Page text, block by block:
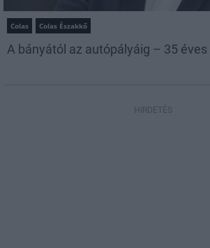
Colas Colas Északkő
A bányától az autópályáig – 35 éves
HIRDETÉS